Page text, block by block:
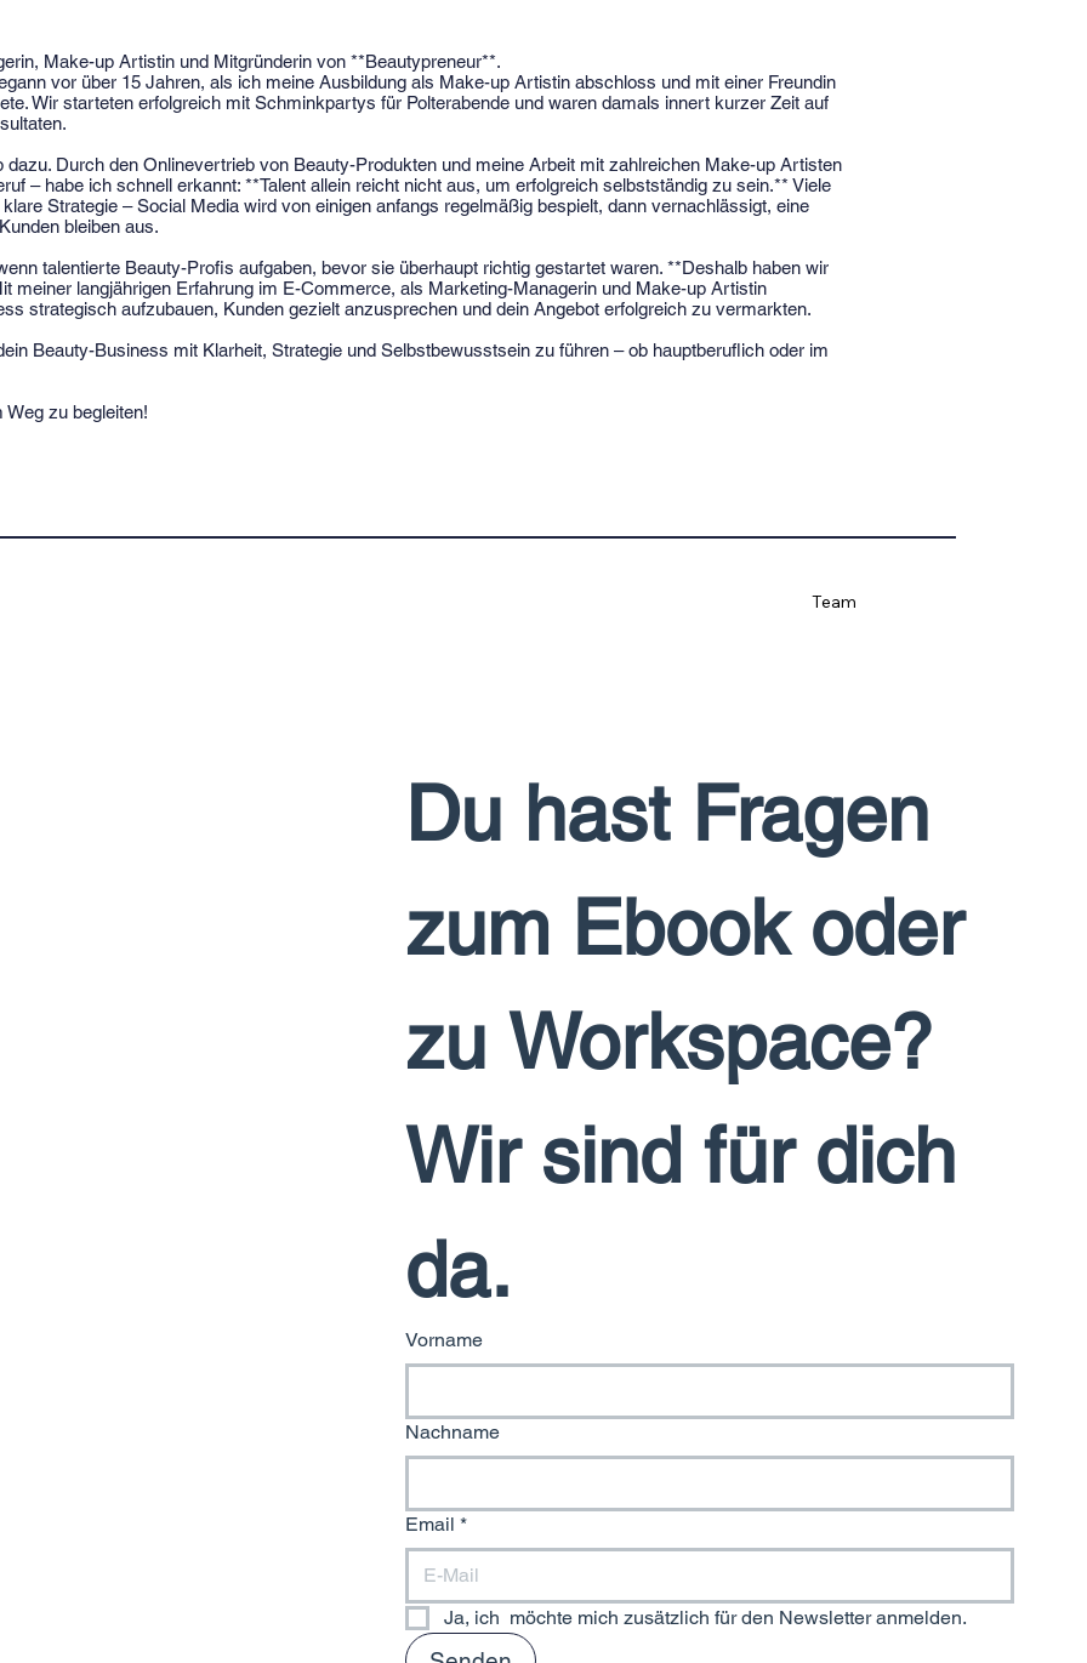
Make-up Artistin und Mitgründerin von **Beautypreneur**.
vor über 15 Jahren, als ich meine Ausbildung als Make-up Artistin abschloss und mit einer Freundin
Wir starteten erfolgreich mit Schminkpartys für Polterabende und waren damals innert kurzer Zeit auf
Durch den Onlinevertrieb von Beauty-Produkten und meine Arbeit mit zahlreichen Make-up Artisten
– habe ich schnell erkannt: **Talent allein reicht nicht aus, um erfolgreich selbstständig zu sein.** Viele
Strategie – Social Media wird von einigen anfangs regelmäßig bespielt, dann vernachlässigt, eine
bleiben aus.
talentierte Beauty-Profis aufgaben, bevor sie überhaupt richtig gestartet waren. **Deshalb haben wir
meiner langjährigen Erfahrung im E-Commerce, als Marketing-Managerin und Make-up Artistin
strategisch aufzubauen, Kunden gezielt anzusprechen und dein Angebot erfolgreich zu vermarkten.
Beauty-Business mit Klarheit, Strategie und Selbstbewusstsein zu führen – ob hauptberuflich oder im
zu begleiten!
Team
Du hast Fragen
zum Ebook oder
zu Workspace?
Wir sind für dich
Vorname
Nachname
Email *
Ja, ich  möchte mich zusätzlich für den Newsletter anmelden.